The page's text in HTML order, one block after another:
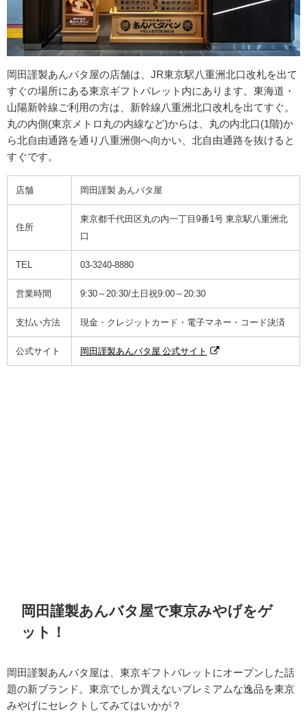
岡田謹製あんバタ屋の店舗は、JR東京駅八重洲北口改札を出て
すぐの場所にある東京ギフトパレット内にあります。東海道・
山陽新幹線ご利用の方は、新幹線八重洲北口改札を出てすぐ。
丸の内側(東京メトロ丸の内線など)からは、丸の内北口(1階)か
ら北自由通路を通り八重洲側へ向かい、北自由通路を抜けると
すぐです。
店舗 岡田謹製 あんバタ屋
住所
東京都千代田区丸の内一丁目9番1号 東京駅八重洲北
口
TEL 03-3240-8880
営業時間 9:30～20:30/土日祝9:00～20:30
支払い方法 現金・クレジットカード・電子マネー・コード決済
公式サイト 岡田謹製あんバタ屋 公式サイト
岡田謹製あんバタ屋で東京みやげをゲ
ット！
岡田謹製あんバタ屋は、東京ギフトパレットにオープンした話
題の新ブランド。東京でしか買えないプレミアムな逸品を東京
みやげにセレクトしてみてはいかが？